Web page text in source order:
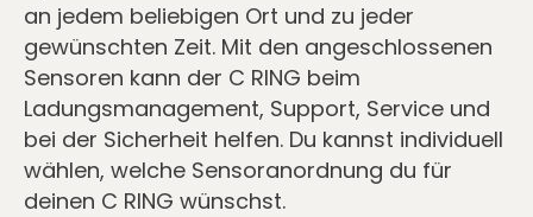
an jedem beliebigen Ort und zu jeder
gewünschten Zeit. Mit den angeschlossenen
Sensoren kann der C RING beim
Ladungsmanagement, Support, Service und
bei der Sicherheit helfen. Du kannst individuell
wählen, welche Sensoranordnung du für
deinen C RING wünschst.